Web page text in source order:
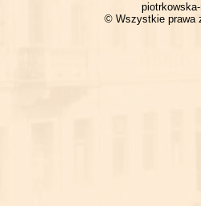
piotrkowska-
© Wszystkie prawa